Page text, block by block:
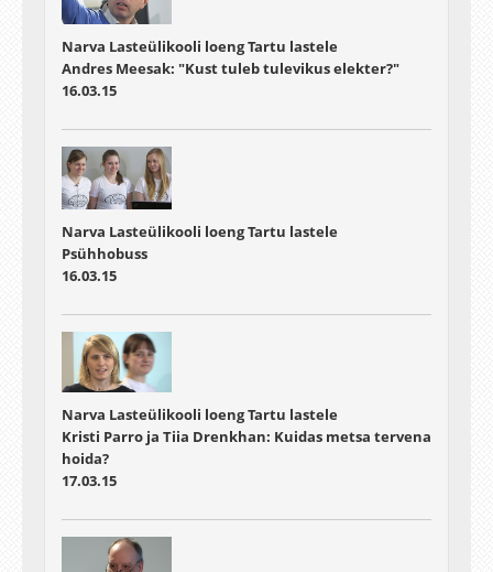
Narva Lasteülikooli loeng Tartu lastele
Andres Meesak: "Kust tuleb tulevikus elekter?"
16.03.15
Narva Lasteülikooli loeng Tartu lastele
Psühhobuss
16.03.15
Narva Lasteülikooli loeng Tartu lastele
Kristi Parro ja Tiia Drenkhan: Kuidas metsa tervena
hoida?
17.03.15